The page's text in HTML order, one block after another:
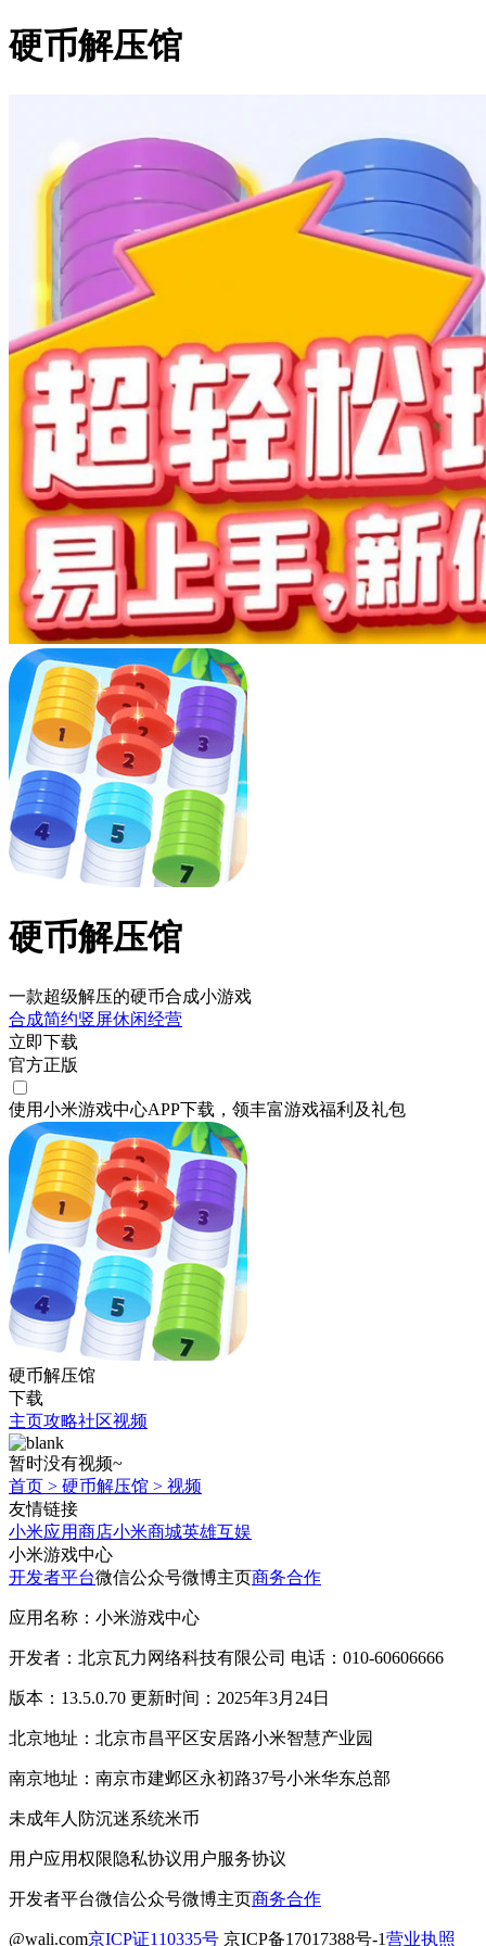
硬币解压馆
硬币解压馆
一款超级解压的硬币合成小游戏
合成简约竖屏休闲经营
立即下载
官方正版
使用小米游戏中心APP下载 ，领丰富游戏福利 及礼包
硬币解压馆
下载
主页攻略社区视频
暂时没有视频~
首页 > 硬币解压馆 > 视频
友情链接
小米应用商店小米商城英雄互娱
小米游戏中心
开发者平台微信公众号微博主页商务合作
应用名称：小米游戏中心
开发者：北京瓦力网络科技有限公司 电话：010-60606666
版本：13.5.0.70 更新时间：2025年3月24日
北京地址：北京市昌平区安居路小米智慧产业园
南京地址：南京市建邺区永初路37号小米华东总部
未成年人防沉迷系统米币
用户应用权限隐私协议用户服务协议
开发者平台微信公众号微博主页商务合作
@wali.com京ICP证110335号 京ICP备17017388号-1营业执照